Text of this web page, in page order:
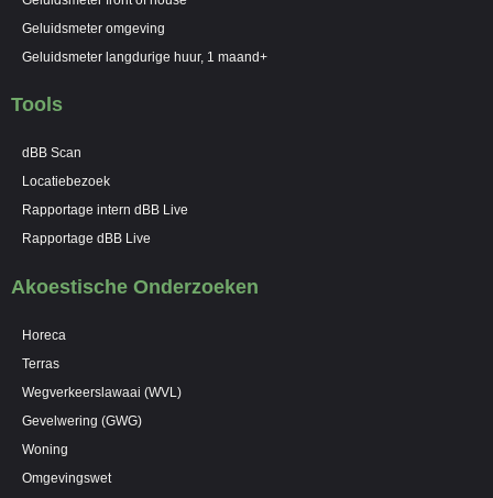
Akoestische Onderzoeken
Horeca
Terras
Wegverkeerslawaai (WVL)
Gevelwering (GWG)
Woning
Omgevingswet
Geluidsmeter omgeving
Geluidsmeter langdurige huur, 1 maand+
Tools
dBB Scan
Locatiebezoek
Rapportage intern dBB Live
Rapportage dBB Live